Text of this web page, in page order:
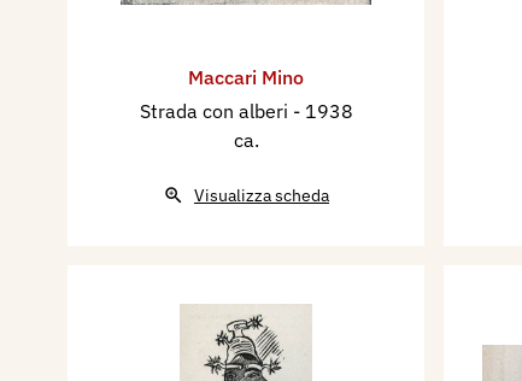
Maccari Mino
Strada con alberi - 1938
ca.
Visualizza scheda